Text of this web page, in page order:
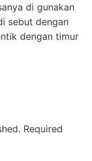
di gunakan
sebut dengan
dengan timur
Required